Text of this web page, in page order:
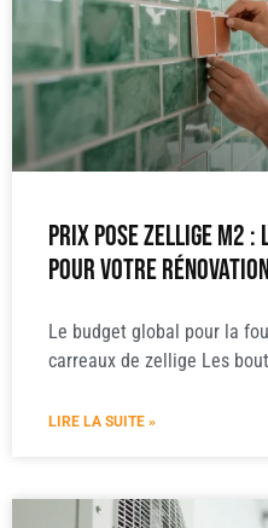
Prix pose zellige m2
pour votre
Le budget global pour la
carreaux de zellige Les
LIRE LA SUITE »